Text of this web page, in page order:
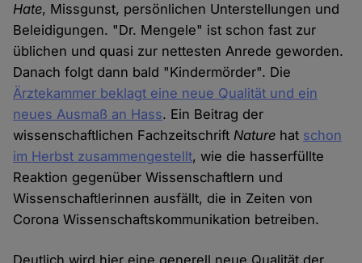
Hate, Missgunst, persönlichen Unterstellungen und
Beleidigungen. "Dr. Mengele" ist schon fast zur
üblichen und quasi zur nettesten Anrede geworden.
Danach folgt dann bald "Kindermörder". Die
Ärztekammer beklagt eine neue Qualität und ein
neues Ausmaß an Hass. Ein Beitrag der
wissenschaftlichen FachzeitschriftNature hat schon
im Herbst zusammengestellt, wie die hasserfüllte
Reaktion gegenüber Wissenschaftlern und
Wissenschaftlerinnen ausfällt, die in Zeiten von
Corona Wissenschaftskommunikation betreiben.